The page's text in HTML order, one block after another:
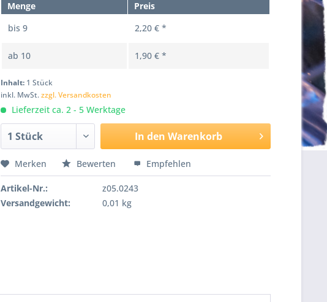
Menge
Preis
bis9 2,20 € *
ab 10 1,90 € *
Inhalt: 1 Stück
inkl. MwSt.zzgl. Versandkosten
Lieferzeit ca. 2 - 5 Werktage
In den Warenkorb
Merken Bewerten Empfehlen
Artikel-Nr.:
z05.0243
Versandgewicht:
0,01 kg